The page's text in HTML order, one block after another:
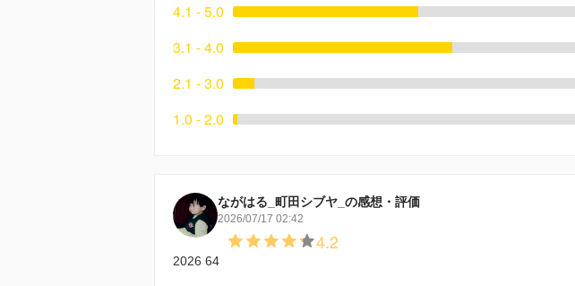
4.1 - 5.0
3.1 - 4.0
2.1 - 3.0
1.0 - 2.0
ながはる_町田シブヤ_の感想・評価
2026/07/17 02:42
4.2
2026 64